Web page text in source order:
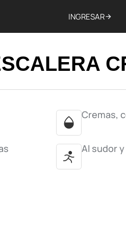
INGRESAR
Cremas,
Al sudor